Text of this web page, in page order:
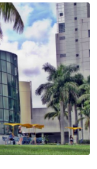
A
p
p